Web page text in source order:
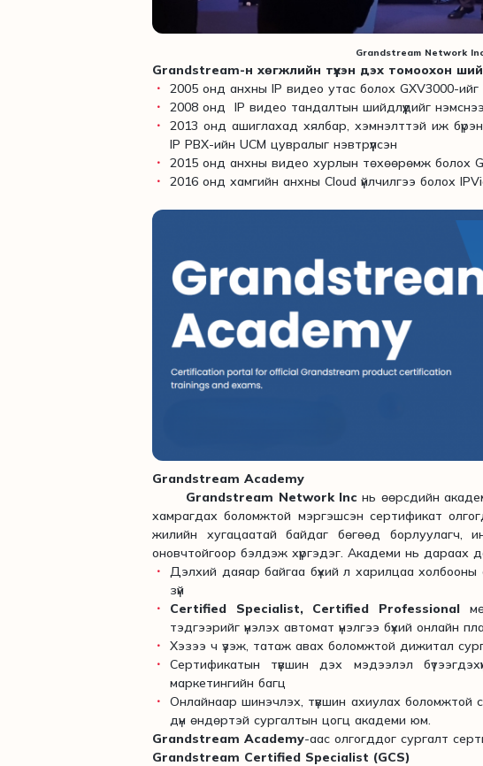
Grandstream Network
Grandstream-н хөгжлийн түүхэн дэх томоохон
2005 онд анхны IP видео утас болох GXV3000-ийг
2008 онд IP видео тандалтын шийдлүүдийг
2013 онд ашиглахад хялбар, хэмнэлттэй иж
IP PBX-ийн UCM цувралыг нэвтрүүлсэн
2015 онд анхны видео хурлын төхөөрөмж болох
2016 онд хамгийн анхны Cloud үйлчилгээ болох
Grandstream Academy
Grandstream Network Inc нь өөрсдийн
хамрагдах боломжтой мэргэшсэн сертификат
жилийн хугацаатай байдаг бөгөөд борлуулагч,
оновчтойгоор бэлдэж хүргэдэг. Академи нь дараах
Дэлхий даяар байгаа бүхий л харилцаа холбооны
зүй
Certified Specialist, Certified Professional
тэдгээрийг үнэлэх автомат үнэлгээ бүхий онлайн
Хэзээ ч үзэж, татаж авах боломжтой дижитал
Сертификатын түвшин дэх мэдээлэл
маркетингийн багц
Онлайнаар шинэчлэх, түвшин ахиулах боломжтой
дүн өндөртэй сургалтын цогц академи юм.
Grandstream Academy-аас олгогддог сургалт
Grandstream Certified Specialist (GCS)